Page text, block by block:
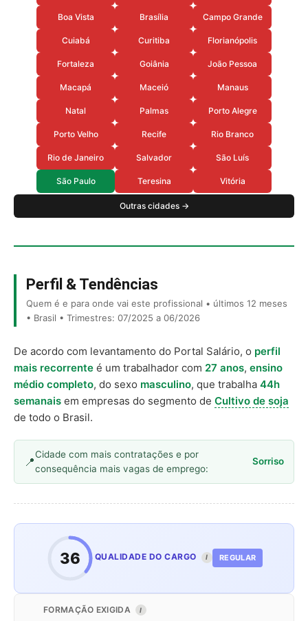
Boa Vista Brasília Campo Grande
Cuiabá Curitiba Florianópolis
Fortaleza Goiânia João Pessoa
Macapá Maceió Manaus
Natal Palmas Porto Alegre
Porto Velho Recife Rio Branco
Rio de Janeiro Salvador São Luís
São Paulo Teresina Vitória
Outras cidades →
Perfil & Tendências
Quem é e para onde vai este profissional • últimos 12 meses
• Brasil • Trimestres: 07/2025 a 06/2026
De acordo com levantamento do Portal Salário, o perfil
mais recorrente é um trabalhador com 27 anos, ensino
médio completo, do sexo masculino, que trabalha 44h
semanais em empresas do segmento de Cultivo de soja
de todo o Brasil.
Cidade com mais contratações e por
consequência mais vagas de emprego:
Sorriso
36 QUALIDADE DO CARGO I REGULAR
FORMAÇÃO EXIGIDA I